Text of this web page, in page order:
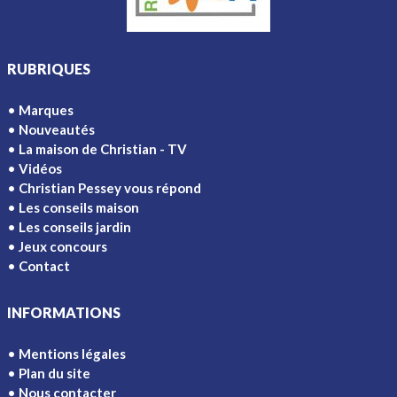
RUBRIQUES
Marques
Nouveautés
La maison de Christian - TV
Vidéos
Christian Pessey vous répond
Les conseils maison
Les conseils jardin
Jeux concours
Contact
INFORMATIONS
Mentions légales
Plan du site
Nous contacter